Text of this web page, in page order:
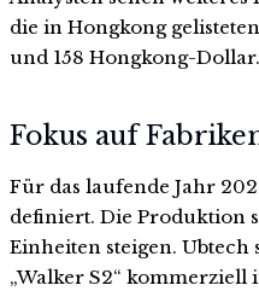
die in Hongkong
und 158 Hongkong-Dollar.
Fokus auf
Für das laufende Jahr
definiert. Die Produktion
Einheiten steigen. Ubtech
„Walker S2“